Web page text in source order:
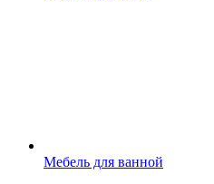
Мебель для ванной